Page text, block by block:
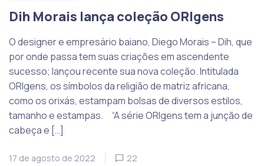
Dih Morais lança coleção ORIgens
O designer e empresário baiano, Diego Morais – Dih, que
por onde passa tem suas criações em ascendente
sucesso; lançou recente sua nova coleção. Intitulada
ORIgens, os símbolos da religião de matriz africana,
como os orixás, estampam bolsas de diversos estilos,
tamanho e estampas. “A série ORIgens tem a junção de
cabeça e […]
17 de agosto de 2022 22